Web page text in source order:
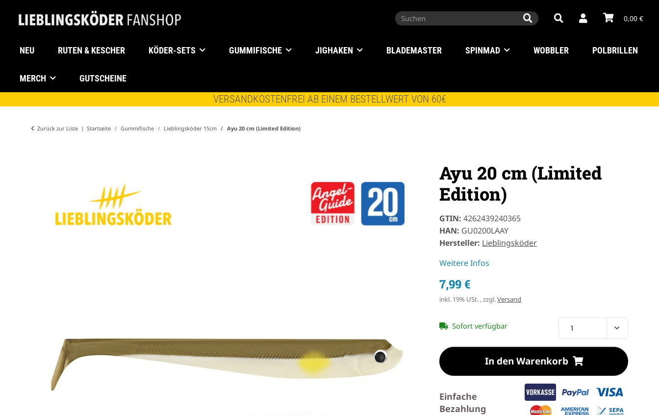
0,00 €
NEU RUTEN & KESCHER KÖDER-SETS GUMMIFISCHE JIGHAKEN BLADEMASTER SPINMAD WOBBLER POLBRILLEN
MERCH GUTSCHEINE
VERSANDKOSTENFREI AB EINEM BESTELLWERT VON 60€
Zurück zur Liste Startseite Gummifische Lieblingsköder 15cm Ayu 20 cm (Limited Edition)
Ayu 20 cm (Limited
Edition)
GTIN: 4262439240365
HAN: GU0200LAAY
Hersteller: Lieblingsköder
Weitere Infos
7,99 €
inkl. 19% USt. , zzgl.Versand
Sofort verfügbar
In den Warenkorb
Einfache
Bezahlung